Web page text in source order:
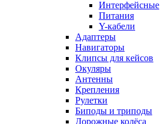
Интерфейсные
Питания
Y-кабели
Адаптеры
Навигаторы
Клипсы для кейсов
Окуляры
Антенны
Крепления
Рулетки
Биподы и триподы
Дорожные колёса